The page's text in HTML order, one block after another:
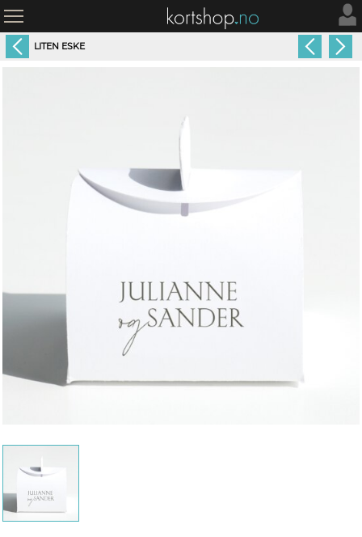
LITEN ESKE